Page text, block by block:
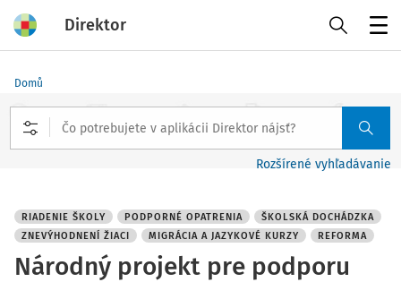
Direktor
Domů
Rozšírené vyhľadávanie
RIADENIE ŠKOLY PODPORNÉ OPATRENIA
ŠKOLSKÁ DOCHÁDZKA
ZNEVÝHODNENÍ ŽIACI
MIGRÁCIA A JAZYKOVÉ KURZY REFORMA
Národný projekt pre podporu